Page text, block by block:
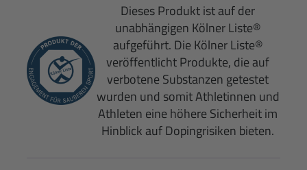
Dieses Produkt ist auf der
unabhängigen Kölner Liste®
aufgeführt. Die Kölner Liste®
veröffentlicht Produkte, die auf
verbotene Substanzen getestet
wurden und somit Athletinnen und
Athleten eine höhere Sicherheit im
Hinblick auf Dopingrisiken bieten.